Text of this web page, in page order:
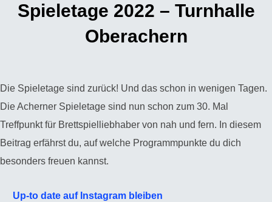
Spieletage 2022 – Turnhalle
Oberachern
Die Spieletage sind zurück! Und das schon in wenigen Tagen.
Die Acherner Spieletage sind nun schon zum 30. Mal
Treffpunkt für Brettspielliebhaber von nah und fern. In diesem
Beitrag erfährst du, auf welche Programmpunkte du dich
besonders freuen kannst.
Up-to date auf Instagram bleiben